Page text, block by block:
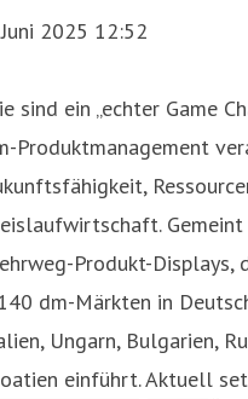
2025 12:52
sind ein „echter Game
Produktmanagement
Produkt-Displays,
dm-Märkten in
Ungarn, Bulgarien,
einführt. Aktuell